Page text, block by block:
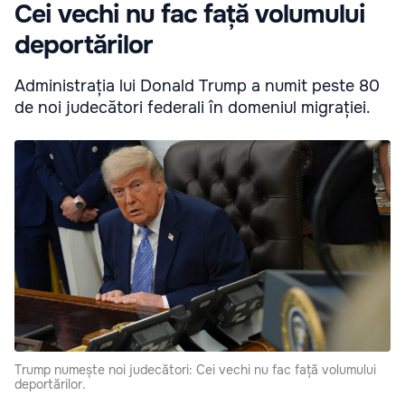
Cei vechi nu fac față volumului
deportărilor
Administrația lui Donald Trump a numit peste 80
de noi judecători federali în domeniul migrației.
Trump numește noi judecători: Cei vechi nu fac față volumului
deportărilor.